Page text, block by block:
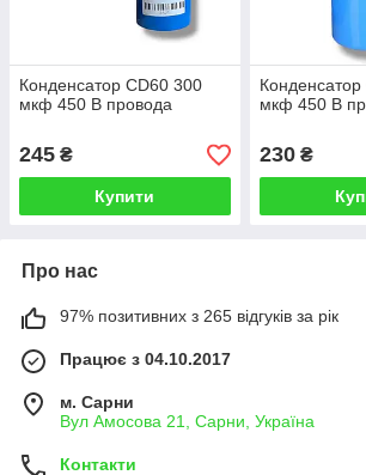
Конденсатор CD60 300
мкф 450 В провода
245 ₴
Купити
мкф 450 В
230₴
Про нас
97% позитивних з 265 відгуків за рік
Працює з 04.10.2017
м. Сарни
Вул Амосова 21, Сарни, Україна
Контакти